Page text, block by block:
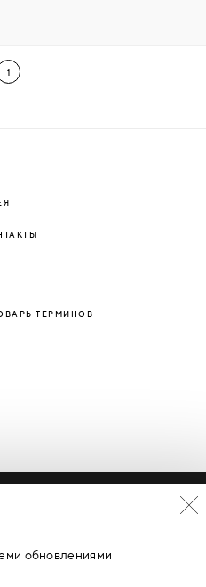
1
ТЕРМИНОВ
2021-2026Материалы сайта
права. Запрещается
любое использование
обновлениями